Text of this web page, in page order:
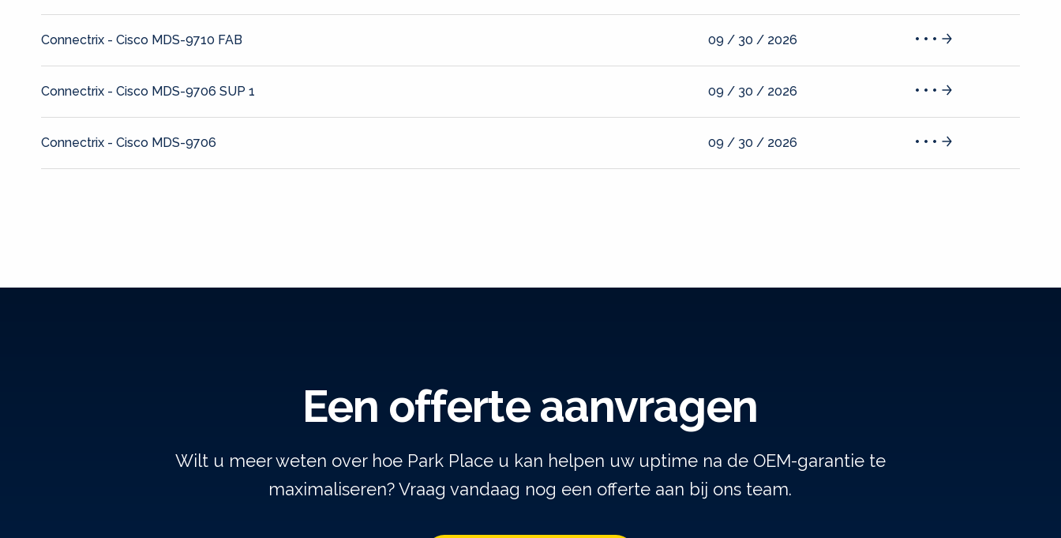
Connectrix - Cisco MDS-9710 FAB 09 / 30 / 2026
Connectrix - Cisco MDS-9706 SUP 1 09 / 30 / 2026
Connectrix - Cisco MDS-9706 09 / 30 / 2026
Een offerte aanvragen
Wilt u meer weten over hoe Park Place u kan helpen uw uptime na de OEM-garantie te
maximaliseren? Vraag vandaag nog een offerte aan bij ons team.